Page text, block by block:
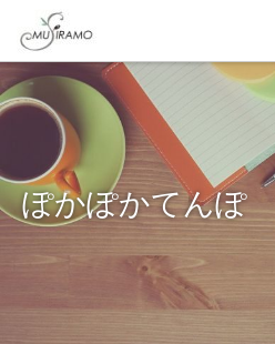
ぽかぽかてんぽ